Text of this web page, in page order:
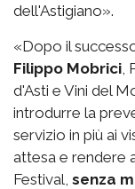
dell'Astigiano».
«Dopo il
Filippo Mobrici
d'Asti e Vini del
introdurre la
servizio in più ai
attesa e rendere
Festival, senza